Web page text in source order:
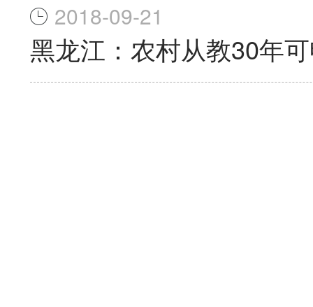
2018-09-21
黑龙江：农村从教30年